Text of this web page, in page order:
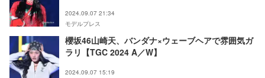
2024.09.07 21:34
モデルプレス
櫻坂46山崎天、バンダナ×ウェーブヘアで雰囲気ガ
ラリ【TGC 2024 A／W】
2024.09.07 15:19